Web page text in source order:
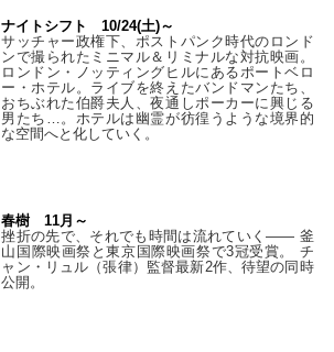
ナイトシフト 10/24(土)～
サッチャー政権下、ポストパンク時代のロンド
ンで撮られたミニマル＆リミナルな対抗映画。
ロンドン・ノッティングヒルにあるポートベロ
ー・ホテル。ライブを終えたバンドマンたち、
おちぶれた伯爵夫人、夜通しポーカーに興じる
男たち…。ホテルは幽霊が彷徨うような境界的
な空間へと化していく。
春樹 11月～
挫折の先で、それでも時間は流れていく—— 釜
山国際映画祭と東京国際映画祭で3冠受賞。 チ
ャン・リュル（張律）監督最新2作、待望の同時
公開。